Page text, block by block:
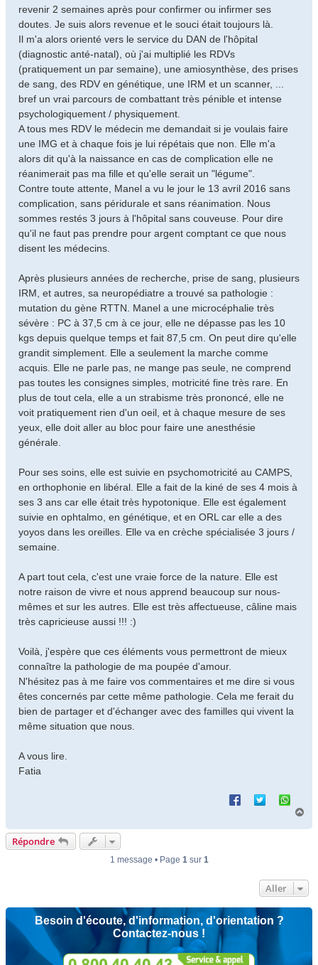
revenir 2 semaines après pour confirmer ou infirmer ses
doutes. Je suis alors revenue et le souci était toujours là.
Il m'a alors orienté vers le service du DAN de l'hôpital
(diagnostic anté-natal), où j'ai multiplié les RDVs
(pratiquement un par semaine), une amiosynthèse, des prises
de sang, des RDV en génétique, une IRM et un scanner, ...
bref un vrai parcours de combattant très pénible et intense
psychologiquement / physiquement.
A tous mes RDV le médecin me demandait si je voulais faire
une IMG et à chaque fois je lui répétais que non. Elle m'a
alors dit qu'à la naissance en cas de complication elle ne
réanimerait pas ma fille et qu'elle serait un "légume".
Contre toute attente, Manel a vu le jour le 13 avril 2016 sans
complication, sans péridurale et sans réanimation. Nous
sommes restés 3 jours à l'hôpital sans couveuse. Pour dire
qu'il ne faut pas prendre pour argent comptant ce que nous
disent les médecins.
Après plusieurs années de recherche, prise de sang, plusieurs
IRM, et autres, sa neuropédiatre a trouvé sa pathologie :
mutation du gène RTTN. Manel a une microcéphalie très
sévère : PC à 37,5 cm à ce jour, elle ne dépasse pas les 10
kgs depuis quelque temps et fait 87,5 cm. On peut dire qu'elle
grandit simplement. Elle a seulement la marche comme
acquis. Elle ne parle pas, ne mange pas seule, ne comprend
pas toutes les consignes simples, motricité fine très rare. En
plus de tout cela, elle a un strabisme très prononcé, elle ne
voit pratiquement rien d'un oeil, et à chaque mesure de ses
yeux, elle doit aller au bloc pour faire une anesthésie
générale.
Pour ses soins, elle est suivie en psychomotricité au CAMPS,
en orthophonie en libéral. Elle a fait de la kiné de ses 4 mois à
ses 3 ans car elle était très hypotonique. Elle est également
suivie en ophtalmo, en génétique, et en ORL car elle a des
yoyos dans les oreilles. Elle va en crèche spécialisée 3 jours /
semaine.
A part tout cela, c'est une vraie force de la nature. Elle est
notre raison de vivre et nous apprend beaucoup sur nous-
mêmes et sur les autres. Elle est très affectueuse, câline mais
très capricieuse aussi !!! :)
Voilà, j'espère que ces éléments vous permettront de mieux
connaître la pathologie de ma poupée d'amour.
N'hésitez pas à me faire vos commentaires et me dire si vous
êtes concernés par cette même pathologie. Cela me ferait du
bien de partager et d'échanger avec des familles qui vivent la
même situation que nous.
A vous lire.
Fatia
Répondre
1 message • Page 1sur 1
Aller
Besoin d'écoute, d'information, d'orientation ?
Contactez-nous !